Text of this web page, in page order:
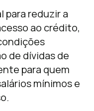
para reduzir a
ao crédito,
de dívidas de
para quem
mínimos e